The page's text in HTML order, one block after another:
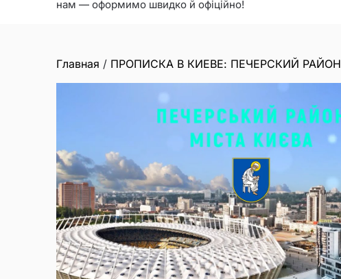
нам — оформимо швидко й офіційно!
Главная / ПРОПИСКА В КИЕВЕ: ПЕЧЕРСКИЙ РАЙОН